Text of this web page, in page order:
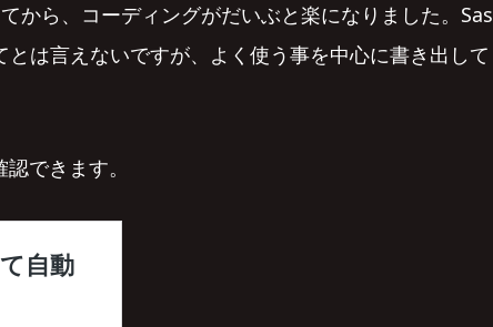
から、コーディングがだいぶと楽になりました。Sas
とは言えないですが、よく使う事を中心に書き出して
できます。